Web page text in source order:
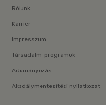
Rólunk
Karrier
Impresszum
Társadalmi programok
Adományozás
Akadálymentesítési nyilatkozat